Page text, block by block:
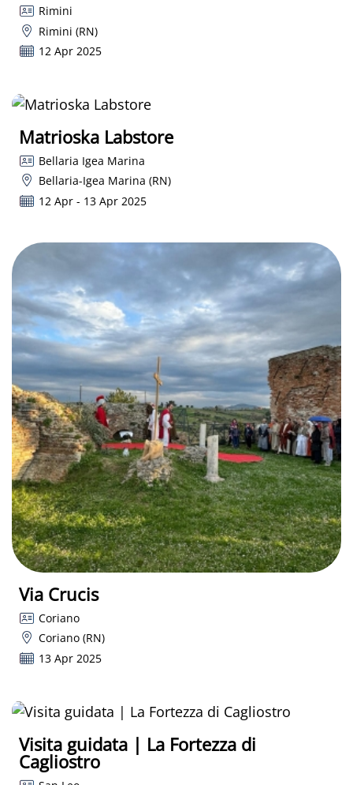
Rimini
Rimini (RN)
12 Apr 2025
Matrioska Labstore
Bellaria Igea Marina
Bellaria-Igea Marina (RN)
12 Apr - 13 Apr 2025
Via Crucis
Coriano
Coriano (RN)
13 Apr 2025
Visita guidata | La Fortezza di
Cagliostro